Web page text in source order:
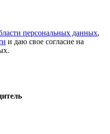
персональных данных,
и даю свое согласие на